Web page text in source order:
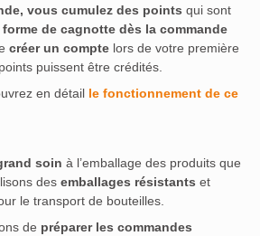
vous cumulez des points qui sont
de cagnotte dès la commande
créer un compte lors de votre première
puissent être crédités.
en détail le fonctionnement de ce
soin à l’emballage des produits que
des emballages résistants et
le transport de bouteilles.
de préparer les commandes